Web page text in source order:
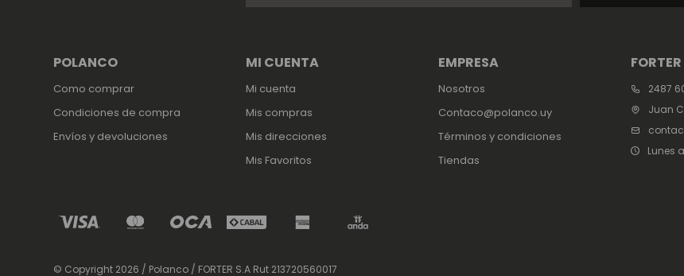
2487
Juan
Lunes
EMPRESA
Nosotros
Contaco@polanco.uy
Términos y condiciones
Tiendas
POLANCO
Como comprar
Condiciones de compra
Envíos y devoluciones
MI CUENTA
Mi cuenta
Mis compras
Mis direcciones
Mis Favoritos
© Copyright 2026 / Polanco / FORTER S.A Rut 213720560017